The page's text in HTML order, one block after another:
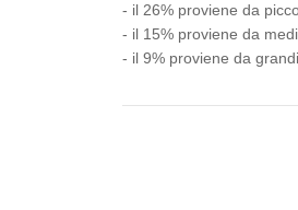
- il 26% proviene da
- il 15% proviene da
- il 9% proviene da